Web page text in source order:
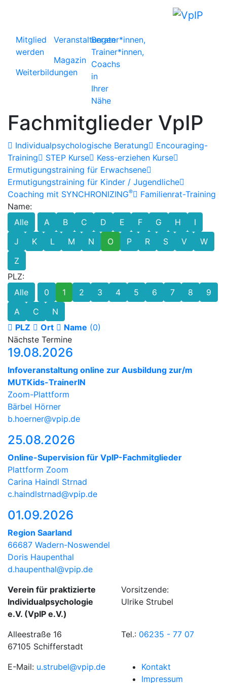
Mitglied
werden
Weiterbildungen
Veranstaltungen
Magazin
Berater*innen,
Trainer*innen,
Coachs
in
Ihrer
Nähe
Fachmitglieder VpIP
Individualpsychologische Beratung
Encouraging-
Training
STEP Kurse
Kess-erziehen Kurse
Ermutigungstraining für Erwachsene
Ermutigungstraining für Kinder / Jugendliche
Coaching mit SYNCHRONIZING®
Familienrat-Training
Name:
Alle
A B C D E F G H
I
J
K L M N O P R S V
W
Z
PLZ:
Alle
0 1 2 3 4 5 6 7 8
9
A
C
N
PLZ
Ort Name (0)
Nächste Termine
19.08.2026
Infoveranstaltung online zur Ausbildung zur/m
MUTKids-TrainerIN
Zoom-Plattform
Bärbel Hörner
b.hoerner@vpip.de
25.08.2026
Online-Supervision für VpIP-Fachmitglieder
Plattform Zoom
Carina Haindl Strnad
c.haindlstrnad@vpip.de
01.09.2026
Region Saarland
66687 Wadern-Noswendel
Doris Haupenthal
d.haupenthal@vpip.de
Verein für praktizierte
Individualpsychologie
e.V. (VpIP e.V.)
Vorsitzende:
Ulrike Strubel
Alleestraße 16
67105 Schifferstadt
Tel.: 06235 - 77 07
E-Mail: u.strubel@vpip.de
Kontakt
Impressum